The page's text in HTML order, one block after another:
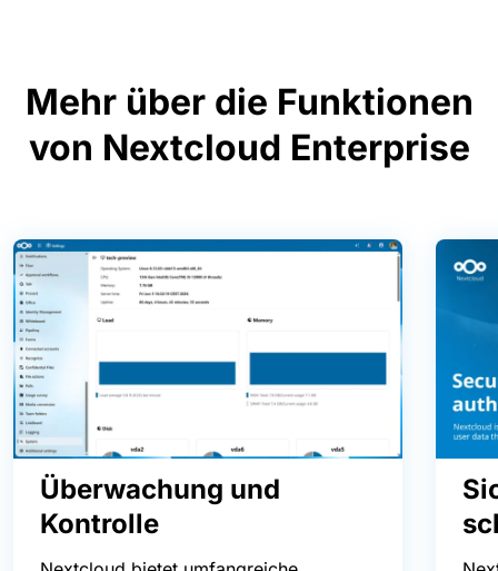
Mehr über die Funktionen
von Nextcloud Enterprise
Überwachung und
Kontrolle